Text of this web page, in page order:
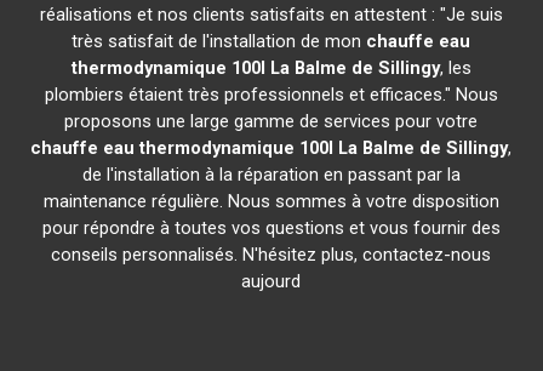
réalisations et nos clients satisfaits en attestent : "Je suis
très satisfait de l'installation de mon chauffe eau
thermodynamique 100l La Balme de Sillingy, les
plombiers étaient très professionnels et efficaces." Nous
proposons une large gamme de services pour votre
chauffe eau thermodynamique 100l La Balme de Sillingy,
de l'installation à la réparation en passant par la
maintenance régulière. Nous sommes à votre disposition
pour répondre à toutes vos questions et vous fournir des
conseils personnalisés. N'hésitez plus, contactez-nous
aujourd